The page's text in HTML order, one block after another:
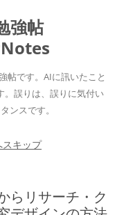
強帖
帖です。AIに訊いたこと
。誤りは、誤りに気付い
ンスです。
スキップ
らリサーチ・ク